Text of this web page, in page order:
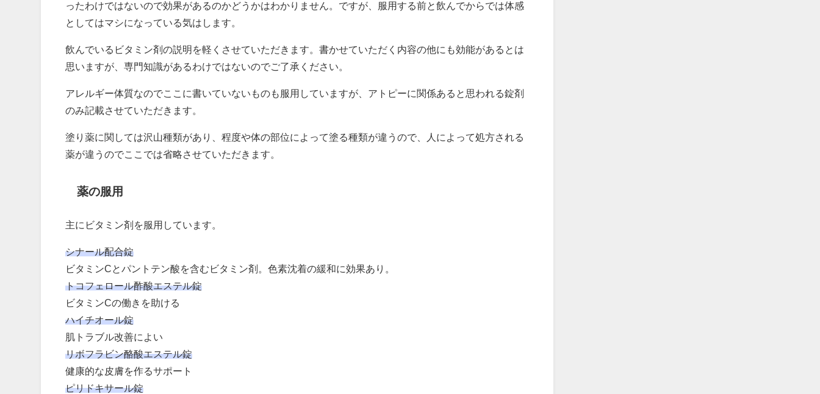
ったわけではないので効果があるのかどうかはわかりません。ですが、服用する前と飲んでからでは体感
としてはマシになっている気はします。
飲んでいるビタミン剤の説明を軽くさせていただきます。書かせていただく内容の他にも効能があるとは
思いますが、専門知識があるわけではないのでご了承ください。
アレルギー体質なのでここに書いていないものも服用していますが、アトピーに関係あると思われる錠剤
のみ記載させていただきます。
塗り薬に関しては沢山種類があり、程度や体の部位によって塗る種類が違うので、人によって処方される
薬が違うのでここでは省略させていただきます。
薬の服用
主にビタミン剤を服用しています。
シナール配合錠
ビタミンCとパントテン酸を含むビタミン剤。色素沈着の緩和に効果あり。
トコフェロール酢酸エステル錠
ビタミンCの働きを助ける
ハイチオール錠
肌トラブル改善によい
リボフラビン酪酸エステル錠
健康的な皮膚を作るサポート
ピリドキサール錠